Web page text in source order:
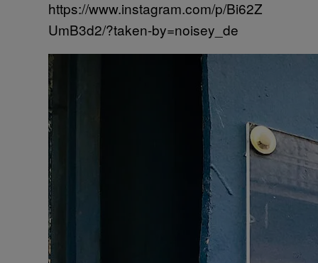
https://www.instagram.com/p/Bi62Z
UmB3d2/?taken-by=noisey_de